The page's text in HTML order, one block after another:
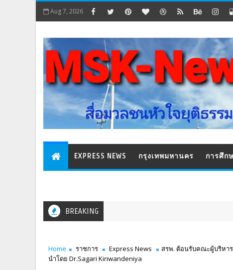
Aug 7, 2026
EXPRESS NEWS กรุงเทพมหานคร การศึก
BREAKING
Home ราชการ Express News
สรพ. ต้อนรับคณะผู้บริหา
นำโดย Dr.Sagari Kiriwandeniya